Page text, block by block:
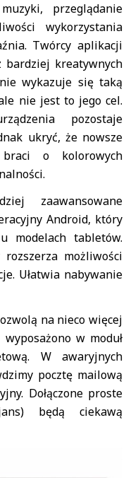
przeglądanie
wykorzystania
Twórcy aplikacji
bardziej kreatywnych
wykazuje się taką
nie jest to jego cel.
pozostaje
ukryć, że nowsze
braci o kolorowych
zaawansowane
Android, który
modelach tabletów.
możliwości
Ułatwia nabywanie
na nieco więcej
w moduł
W awaryjnych
pocztę mailową
Dołączone proste
będą ciekawą